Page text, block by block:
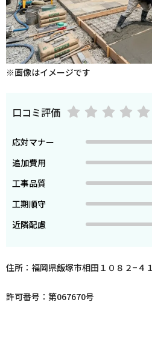
※画像はイメージです
口コミ評価
応対マナー
追加費用
工事品質
工期順守
近隣配慮
住所：福岡県飯塚市相田１０８２−４１
許可番号：第067670号